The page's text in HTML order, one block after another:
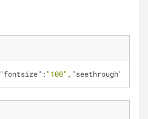
"fontsize" : "100" , "seethrough"